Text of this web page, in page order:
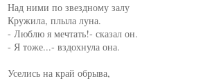
Над ними по звездному залу
Кружила, плыла луна.
- Люблю я мечтать!- сказал он.
- Я тоже...- вздохнула она.
Уселись на край обрыва,